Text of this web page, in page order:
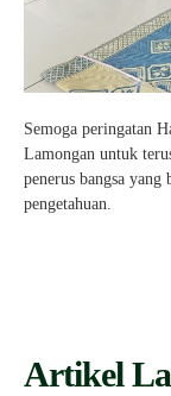
Semoga peringatan
Lamongan untuk
penerus bangsa
pengetahuan.
Artikel